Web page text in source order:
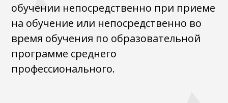
обучении непосредственно при приеме
на обучение или непосредственно во
время обучения по образовательной
программе среднего
профессионального.